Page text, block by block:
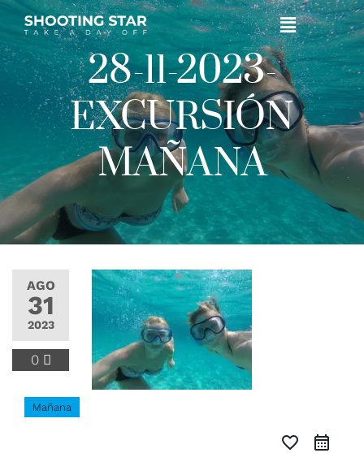
28-11-2023-
EXCURSIÓN
MAÑANA
AGO
31
2023
0
Mañana
favorite_border